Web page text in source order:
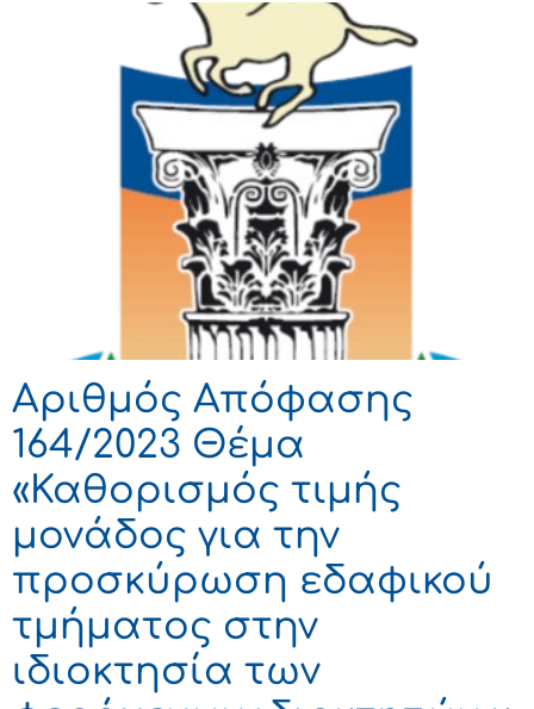
Αριθμός Απόφασης
164/2023 Θέμα
«Καθορισμός τιμής
μονάδος για την
προσκύρωση εδαφικού
τμήματος στην
ιδιοκτησία των